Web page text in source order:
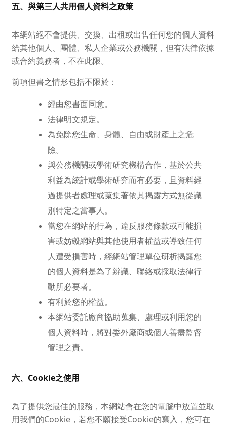
五、與第三人共用個人資料之政策
本網站絕不會提供、交換、出租或出售任何您的個人資料
給其他個人、團體、私人企業或公務機關，但有法律依據
或合約義務者，不在此限。
前項但書之情形包括不限於：
經由您書面同意。
法律明文規定。
為免除您生命、身體、自由或財產上之危
險。
與公務機關或學術研究機構合作，基於公共
利益為統計或學術研究而有必要，且資料經
過提供者處理或蒐集著依其揭露方式無從識
別特定之當事人。
當您在網站的行為，違反服務條款或可能損
害或妨礙網站與其他使用者權益或導致任何
人遭受損害時，經網站管理單位研析揭露您
的個人資料是為了辨識、聯絡或採取法律行
動所必要者。
有利於您的權益。
本網站委託廠商協助蒐集、處理或利用您的
個人資料時，將對委外廠商或個人善盡監督
管理之責。
六、Cookie之使用
為了提供您最佳的服務，本網站會在您的電腦中放置並取
用我們的Cookie，若您不願接受Cookie的寫入，您可在